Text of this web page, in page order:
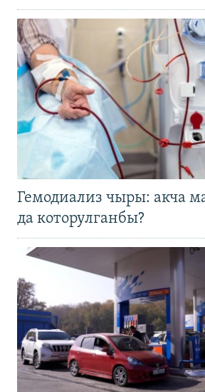
Гемодиализ чыры: акча
да которулганбы?